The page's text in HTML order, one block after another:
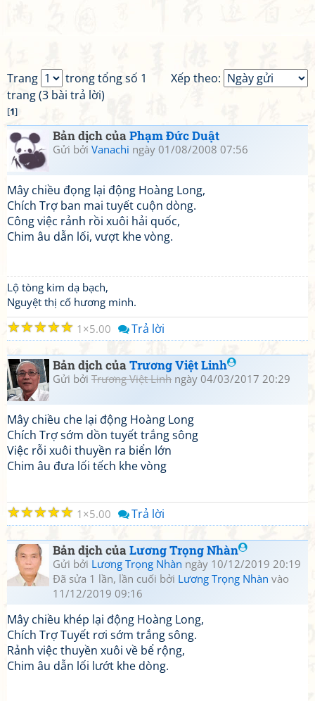
Xếp theo:
Trang
trong tổng số 1
trang (3 bài trả lời)
[1]
Bản dịch củaPhạm Đức Duật
Gửi bởi Vanachi ngày 01/08/2008 07:56
Mây chiều đọng lại động Hoàng Long,
Chích Trợ ban mai tuyết cuộn dòng.
Công việc rảnh rồi xuôi hải quốc,
Chim âu dẫn lối, vượt khe vòng.
Lộ tòng kim dạ bạch,
Nguyệt thị cố hương minh.
☆
☆
☆
☆
☆ 1 5.00 Trả lời
Bản dịch củaTrương Việt Linh
Gửi bởi Trương Việt Linh ngày 04/03/2017 20:29
Mây chiều che lại động Hoàng Long
Chích Trợ sớm dồn tuyết trắng sông
Việc rỗi xuôi thuyền ra biển lớn
Chim âu đưa lối tếch khe vòng
☆
☆
☆
☆
☆ 1 5.00 Trả lời
Bản dịch củaLương Trọng Nhàn
Gửi bởi Lương Trọng Nhàn ngày 10/12/2019 20:19
Đã sửa 1 lần, lần cuối bởi Lương Trọng Nhàn vào
11/12/2019 09:16
Mây chiều khép lại động Hoàng Long,
Chích Trợ Tuyết rơi sớm trắng sông.
Rảnh việc thuyền xuôi về bể rộng,
Chim âu dẫn lối lướt khe dòng.